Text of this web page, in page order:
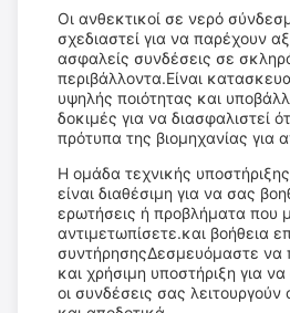
Οι ανθεκτικοί σε νερό
σχεδιαστεί για να παρέχουν
ασφαλείς συνδέσεις σε
περιβάλλοντα.Είναι
υψηλής ποιότητας και
δοκιμές για να διασφαλιστεί
πρότυπα της βιομηχανίας για
Η ομάδα τεχνικής
είναι διαθέσιμη για να σας
ερωτήσεις ή προβλήματα που
αντιμετωπίσετε.και βοήθεια
συντήρησηςΔεσμευόμαστε να
και χρήσιμη υποστήριξη για
οι συνδέσεις σας